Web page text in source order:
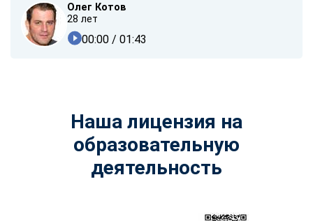
Олег Котов
28 лет
00:00 / 01:43
Наша лицензия на
образовательную
деятельность